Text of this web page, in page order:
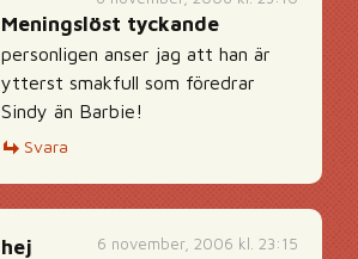
Meningslöst tyckande
personligen anser jag att han är
ytterst smakfull som föredrar
Sindy än Barbie!
Svara
6 november, 2006 kl. 23:15
hej